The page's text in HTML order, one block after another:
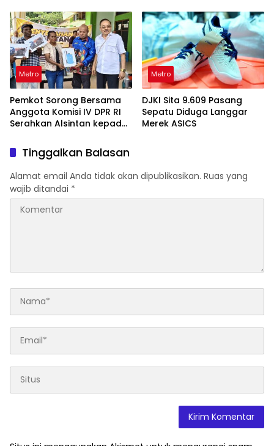
Metro
Pemkot Sorong Bersama
Anggota Komisi IV DPR RI
Serahkan Alsintan kepada
Metro
DJKI Sita 9.609 Pasang
Sepatu Diduga Langgar
Merek ASICS
Tinggalkan Balasan
Alamat email Anda tidak akan dipublikasikan. Ruas yang
wajib ditandai *